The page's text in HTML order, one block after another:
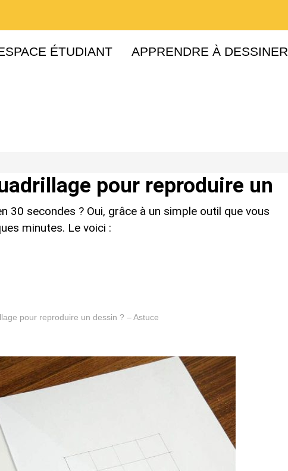
ÉTUDIANT APPRENDRE À DESSINER
pour reproduire un
30 secondes ? Oui, grâce à un simple outil que vous
minutes. Le voici :
pour reproduire un dessin ? – Astuce